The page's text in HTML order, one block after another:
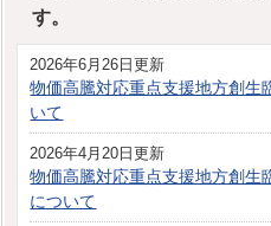
す。
2026年6月26日更新
物価高騰対応重点支援地方創生
いて
2026年4月20日更新
物価高騰対応重点支援地方創生
について